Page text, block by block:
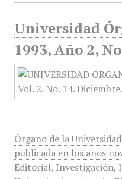
Universidad
1993, Año 2,
Órgano de la
publicada en los años
Editorial, Investigación,